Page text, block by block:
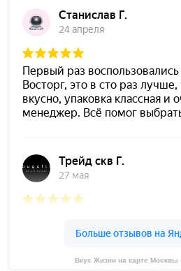
Вкус Жизни на карте